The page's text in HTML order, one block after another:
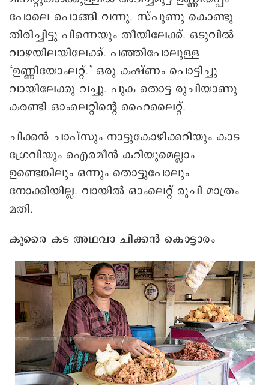
പോലെ പൊങ്ങി വന്നു. സ്പൂണു കൊണ്ടു
തിരിച്ചിട്ടു പിന്നെയും തീയിലേക്ക്. ഒടുവിൽ
വാഴയിലയിലേക്ക്. പഞ്ഞിപോലുള്ള
‘ഉണ്ണിയോംലറ്റ്.’ ഒരു കഷ്ണം പൊട്ടിച്ചു
വായിലേക്കു വച്ചു. പുക തൊട്ട രുചിയാണു
കരണ്ടി ഒാംലെറ്റിന്‍റെ ഹൈലൈറ്റ്.
ചിക്കൻ ചാപ്സും നാട്ടുകോഴിക്കറിയും കാട
ഗ്രേവിയും െഎരമീൻ കറിയുമെല്ലാം
ഉണ്ടെങ്കിലും ഒന്നും തൊട്ടുപോലും
നോക്കിയില്ല. വായില്‍ ഒാംലെറ്റ് രുചി മാത്രം
മതി.
കൂരൈ കട അഥവാ ചിക്കൻ കൊട്ടാരം